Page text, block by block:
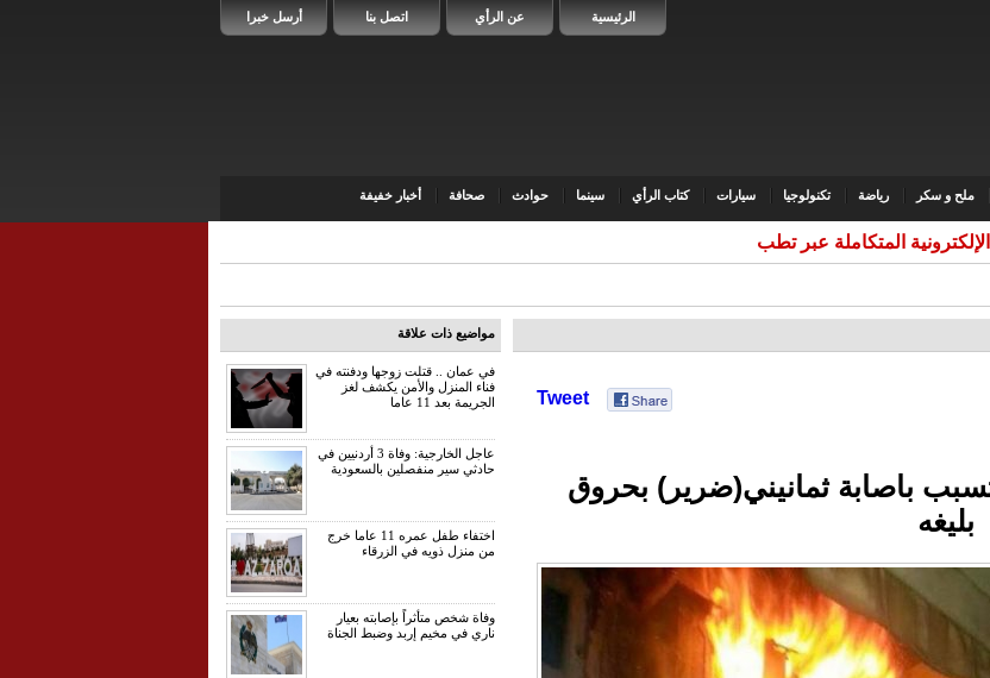
أرسل خبرا اتصل بنا عن الرأي الرئيسية
ملح و سكر رياضة تكنولوجيا سيارات كتاب الرأي سينما حوادث صحافة أخبار خفيفة
المتكاملة عبر تطبيقها الذكي
Tweet
باصابة ثمانيني(ضرير) بحروق
بليغه
مواضيع ذات علاقة
في عمان .. قتلت زوجها ودفنته في
فناء المنزل والأمن يكشف لغز
الجريمة بعد 11 عاما
عاجل الخارجية: وفاة 3 أردنيين في
حادثي سير منفصلين بالسعودية
اختفاء طفل عمره 11 عاما خرج
من منزل ذويه في الزرقاء
وفاة شخص متأثراً بإصابته بعيار
ناري في مخيم إربد وضبط الجناة